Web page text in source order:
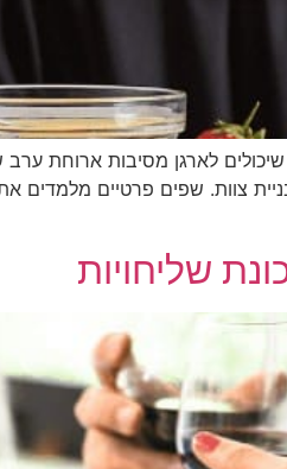
לארגן מסיבות ארוחת
צוות. שפים פרטיים
שליחויות